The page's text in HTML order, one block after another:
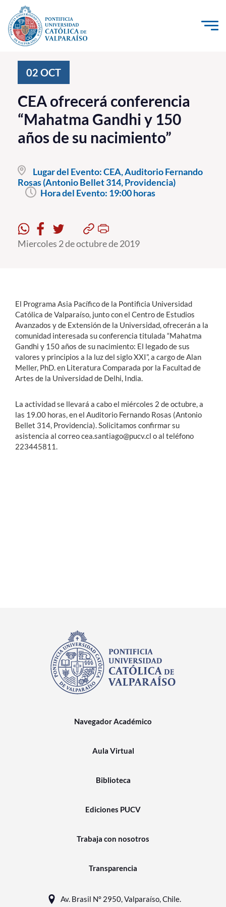
Click acá para ir directamente al contenido
Investigación, Creación e Innovación
PUCV Internacional
Vinculación con el Medio
Pregrado
Postgrado
Formación Continua
Alumni
English
02 OCT
CEA ofrecerá conferencia
“Mahatma Gandhi y 150
años de su nacimiento”
Lugar del Evento:CEA, Auditorio Fernando
Rosas (Antonio Bellet 314, Providencia)
Hora del Evento: 19:00 horas
Miercoles 2 de octubre de 2019
El Programa Asia Pacífico de la Pontificia Universidad
Católica de Valparaíso, junto con el Centro de Estudios
Avanzados y de Extensión de la Universidad, ofrecerán a la
comunidad interesada su conferencia titulada “Mahatma
Gandhi y 150 años de su nacimiento: El legado de sus
valores y principios a la luz del siglo XXI”, a cargo de Alan
Meller, PhD. en Literatura Comparada por la Facultad de
Artes de la Universidad de Delhi, India.
La actividad se llevará a cabo el miércoles 2 de octubre, a
las 19.00 horas, en el Auditorio Fernando Rosas (Antonio
Bellet 314, Providencia). Solicitamos confirmar su
asistencia al correo cea.santiago@pucv.cl o al teléfono
223445811.
Navegador Académico
Aula Virtual
Biblioteca
Ediciones PUCV
Trabaja con nosotros
Transparencia
Av. Brasil N° 2950, Valparaíso, Chile.